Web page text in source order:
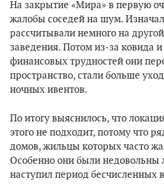
На закрытие «Мира» в первую
жалобы соседей на шум.
рассчитывали немного на
заведения. Потом из-за ковида
финансовых трудностей они
пространство, стали больше
ночных ивентов.
По итогу выяснилось, что
этого не подходит, потому что
домов, жильцы которых часто
Особенно они были недовольны
наступил период бесчисленных